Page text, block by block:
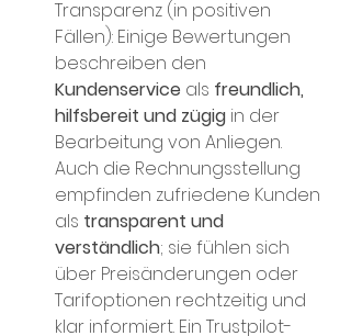
Transparenz (in positiven
Fällen): Einige Bewertungen
beschreiben den
Kundenservice als freundlich,
hilfsbereit und zügig in der
Bearbeitung von Anliegen​.
Auch die Rechnungsstellung
empfinden zufriedene Kunden
als transparent und
verständlich; sie fühlen sich
über Preisänderungen oder
Tarifoptionen rechtzeitig und
klar informiert​. Ein Trustpilot-